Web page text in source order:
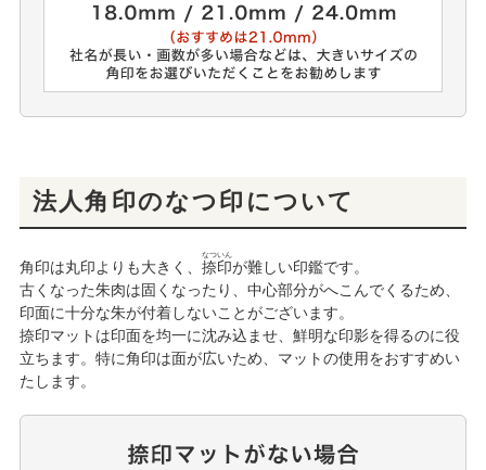
法人角印のなつ印について
角印は丸印よりも大きく、 捺印
なついん
が難しい印鑑です。
古くなった朱肉は固くなったり、中心部分がへこんでくるため、
印面に十分な朱が付着しないことがございます。
捺印マットは印面を均一に沈み込ませ、鮮明な印影を得るのに役
立ちます。特に角印は面が広いため、マットの使用をおすすめい
たします。